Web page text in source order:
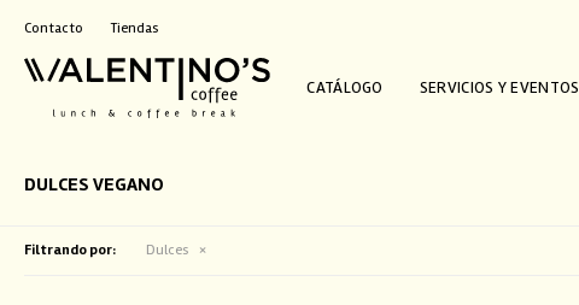
CATÁLOGO SERVICIOS Y EVENTOS
Contacto Tiendas
DULCES VEGANO
Filtrando por: Dulces